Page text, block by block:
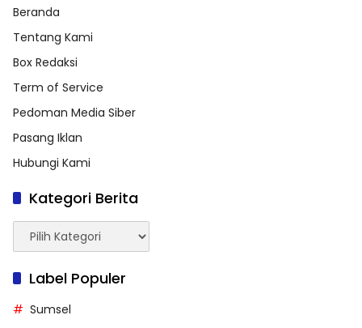
Beranda
Tentang Kami
Box Redaksi
Term of Service
Pedoman Media Siber
Pasang Iklan
Hubungi Kami
Kategori Berita
Kategori
Berita
Label Populer
Sumsel